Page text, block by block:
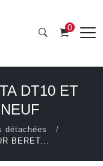
0
DT10 ET
détachées
BERET...